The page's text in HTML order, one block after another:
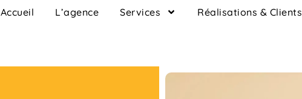
Accueil L’agence Services Réalisations & Clients